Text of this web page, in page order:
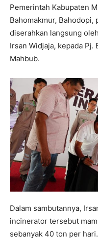
Pemerintah Kabupaten
Bahomakmur, Bahodopi,
diserahkan langsung
Irsan Widjaja, kepada Pj.
Mahbub.
Dalam sambutannya,
incinerator tersebut
sebanyak 40 ton per